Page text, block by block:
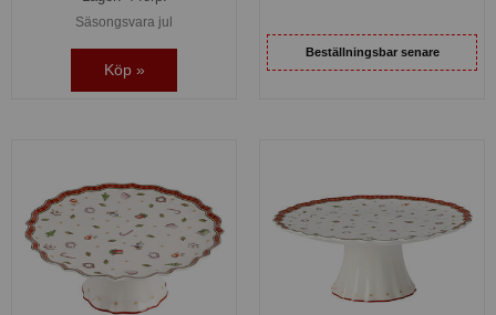
Säsongsvara jul
Köp »
Beställningsbar senare